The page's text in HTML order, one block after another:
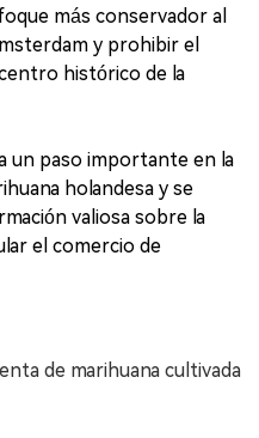
más conservador al
y prohibir el
histórico de la
un paso importante en la
holandesa y se
valiosa sobre la
el comercio de
de marihuana cultivada